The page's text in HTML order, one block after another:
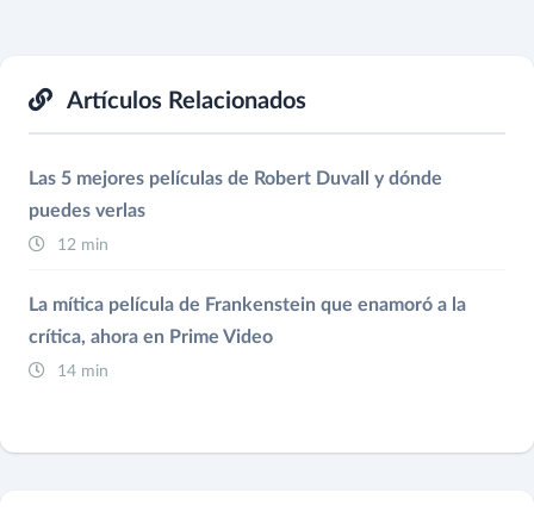
Artículos Relacionados
Las 5 mejores películas de Robert Duvall y dónde
puedes verlas
12 min
La mítica película de Frankenstein que enamoró a la
crítica, ahora en Prime Video
14 min